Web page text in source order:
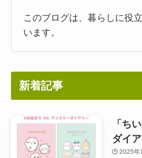
このブログは、暮らしに役
います。
新着記事
「ち
ダイ
2025年